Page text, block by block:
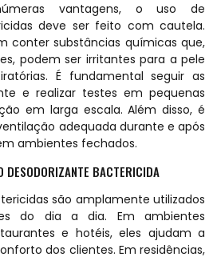
vantagens, o uso de
deve ser feito com cautela.
conter substâncias químicas que,
podem ser irritantes para a pele
É fundamental seguir as
e realizar testes em pequenas
em larga escala. Além disso, é
adequada durante e após
ambientes fechados.
DESODORIZANTE BACTERICIDA
são amplamente utilizados
do dia a dia. Em ambientes
e hotéis, eles ajudam a
dos clientes. Em residências,